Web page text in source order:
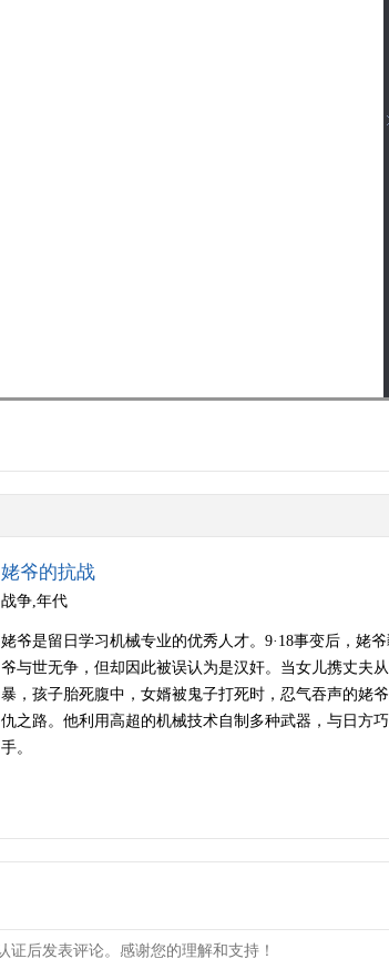
姥爷的抗战
战争,年代
姥爷是留日学习机械专业的优秀人才。9·18事变后，姥
爷与世无争，但却因此被误认为是汉奸。当女儿携丈夫
暴，孩子胎死腹中，女婿被鬼子打死时，忍气吞声的姥
仇之路。他利用高超的机械技术自制多种武器，与日方
手。